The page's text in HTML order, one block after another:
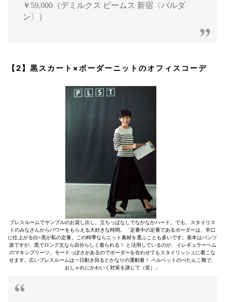
￥59,000（デミルクス ビームス 新宿〈バルダ
ン〉）
【2】黒スカート×ボーダーニットのオフィスコーデ
プレスルームでサンプルのお貸し出し。立ちっぱなしでなかなかハード。でも、スタイリス
トのみなさんからパワーをもらえる大好きな時間。「定番中の定番であるボーダーは、辛口
に仕上がる白×黒が私の定番。この時季ならニット素材を選ぶことも多いです。基本はパンツ
派ですが、黒でロング丈なら自分らしく着られる！ と活用しているのが、イレギュラーヘム
のマキシプリーツ。モードっぽさがあるのでボーダーを合わせてもスタイリッシュに着こな
せます。広いプレスルームは一日動き回るとかなりの運動量！ ベルベットのぺたんこ靴で、
おしゃれにかわいく対策を講じて（笑）」